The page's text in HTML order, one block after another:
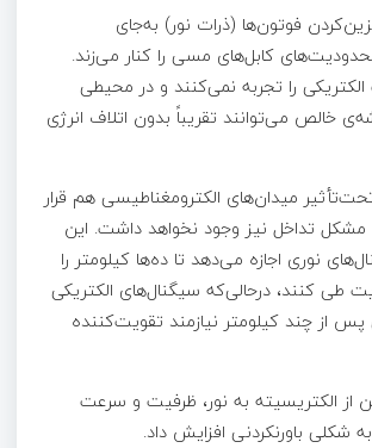
فوتون‌ها (ذرات نور) به‌جای
محدودیت‌های کابل‌های مسی را کنار می‌زند.
را تجربه نمی‌کنند و در محیطی
خالص می‌توانند تقریباً بدون اتلاف انرژی
میدان‌های الکترومغناطیسی هم قرار
مشکل تداخل نیز وجود نخواهد داشت. این
نوری اجازه می‌دهد تا ده‌ها کیلومتر را
طی کنند، درحالی‌که سیگنال‌های الکتریکی
از چند کیلومتر نیازمند تقویت‌کننده
از الکتریسیته به نور، ظرفیت و سرعت
به شکلی باورنکردنی افزایش داد.